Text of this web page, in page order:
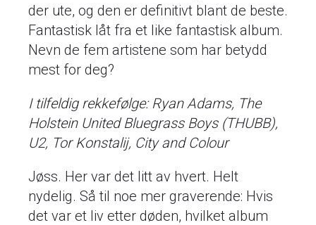
der ute, og den er definitivt blant de beste.
Fantastisk låt fra et like fantastisk album.
Nevn de fem artistene som har betydd
mest for deg?
I tilfeldig rekkefølge: Ryan Adams, The
Holstein United Bluegrass Boys (THUBB),
U2, Tor Konstalij, City and Colour
Jøss. Her var det litt av hvert. Helt
nydelig. Så til noe mer graverende: Hvis
det var et liv etter døden, hvilket album